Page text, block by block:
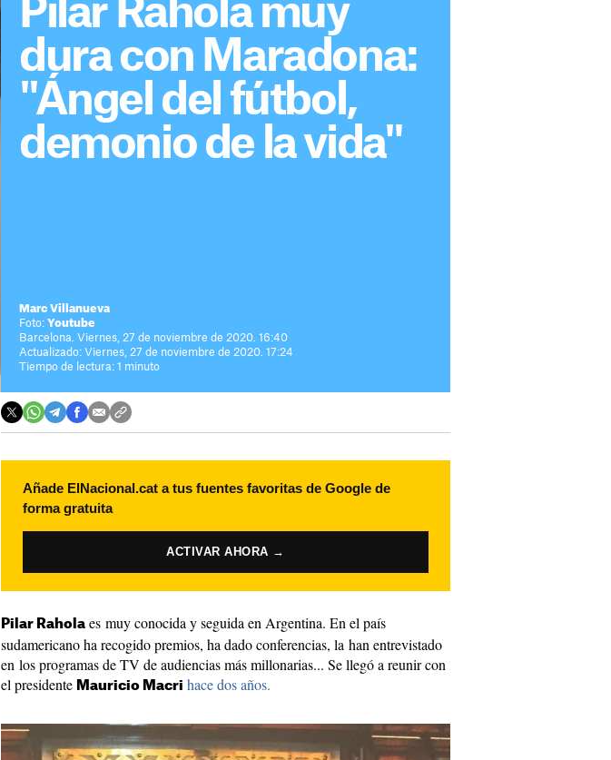
Pilar Rahola muy
dura con Maradona:
"Ángel del fútbol,
demonio de la vida"
Marc Villanueva
Foto: Youtube
Barcelona. Viernes, 27 de noviembre de 2020. 16:40
Actualizado: Viernes, 27 de noviembre de 2020. 17:24
Tiempo de lectura: 1 minuto
Añade ElNacional.cat a tus fuentes favoritas de Google de
forma gratuita
ACTIVAR AHORA →
Pilar Rahola es muy conocida y seguida en Argentina. En el país
sudamericano ha recogido premios, ha dado conferencias, la han entrevistado
en los programas de TV de audiencias más millonarias... Se llegó a reunir con
el presidente Mauricio Macri hace dos años.